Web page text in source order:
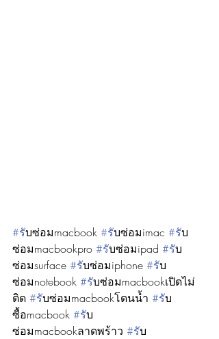
#รับซ่อมmacbook #รับซ่อมimac #รับ
ซ่อมmacbookpro #รับซ่อมipad #รับ
ซ่อมsurface #รับซ่อมiphone #รับ
ซ่อมnotebook #รับซ่อมmacbookเปิดไม่
ติด #รับซ่อมmacbookโดนน้ำ #รับ
ซื้อmacbook #รับ
ซ่อมmacbookลาดพร้าว #รับ